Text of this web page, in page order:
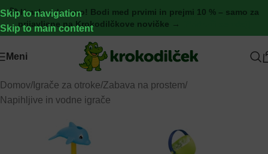
Skip to navigation
Skip to main content
🚀 Kmalu odpremo! Bodi med prvimi in prejmi 10 % – samo za
prijavljene na Krokodilčkove novičke →
Meni
Domov/ Igrače za otroke/Zabava na prostem/
Napihljive in vodne igrače